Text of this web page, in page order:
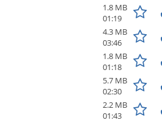
1.8 MB
01:19
4.3 MB
03:46
1.8 MB
01:18
5.7 MB
02:30
2.2 MB
01:43